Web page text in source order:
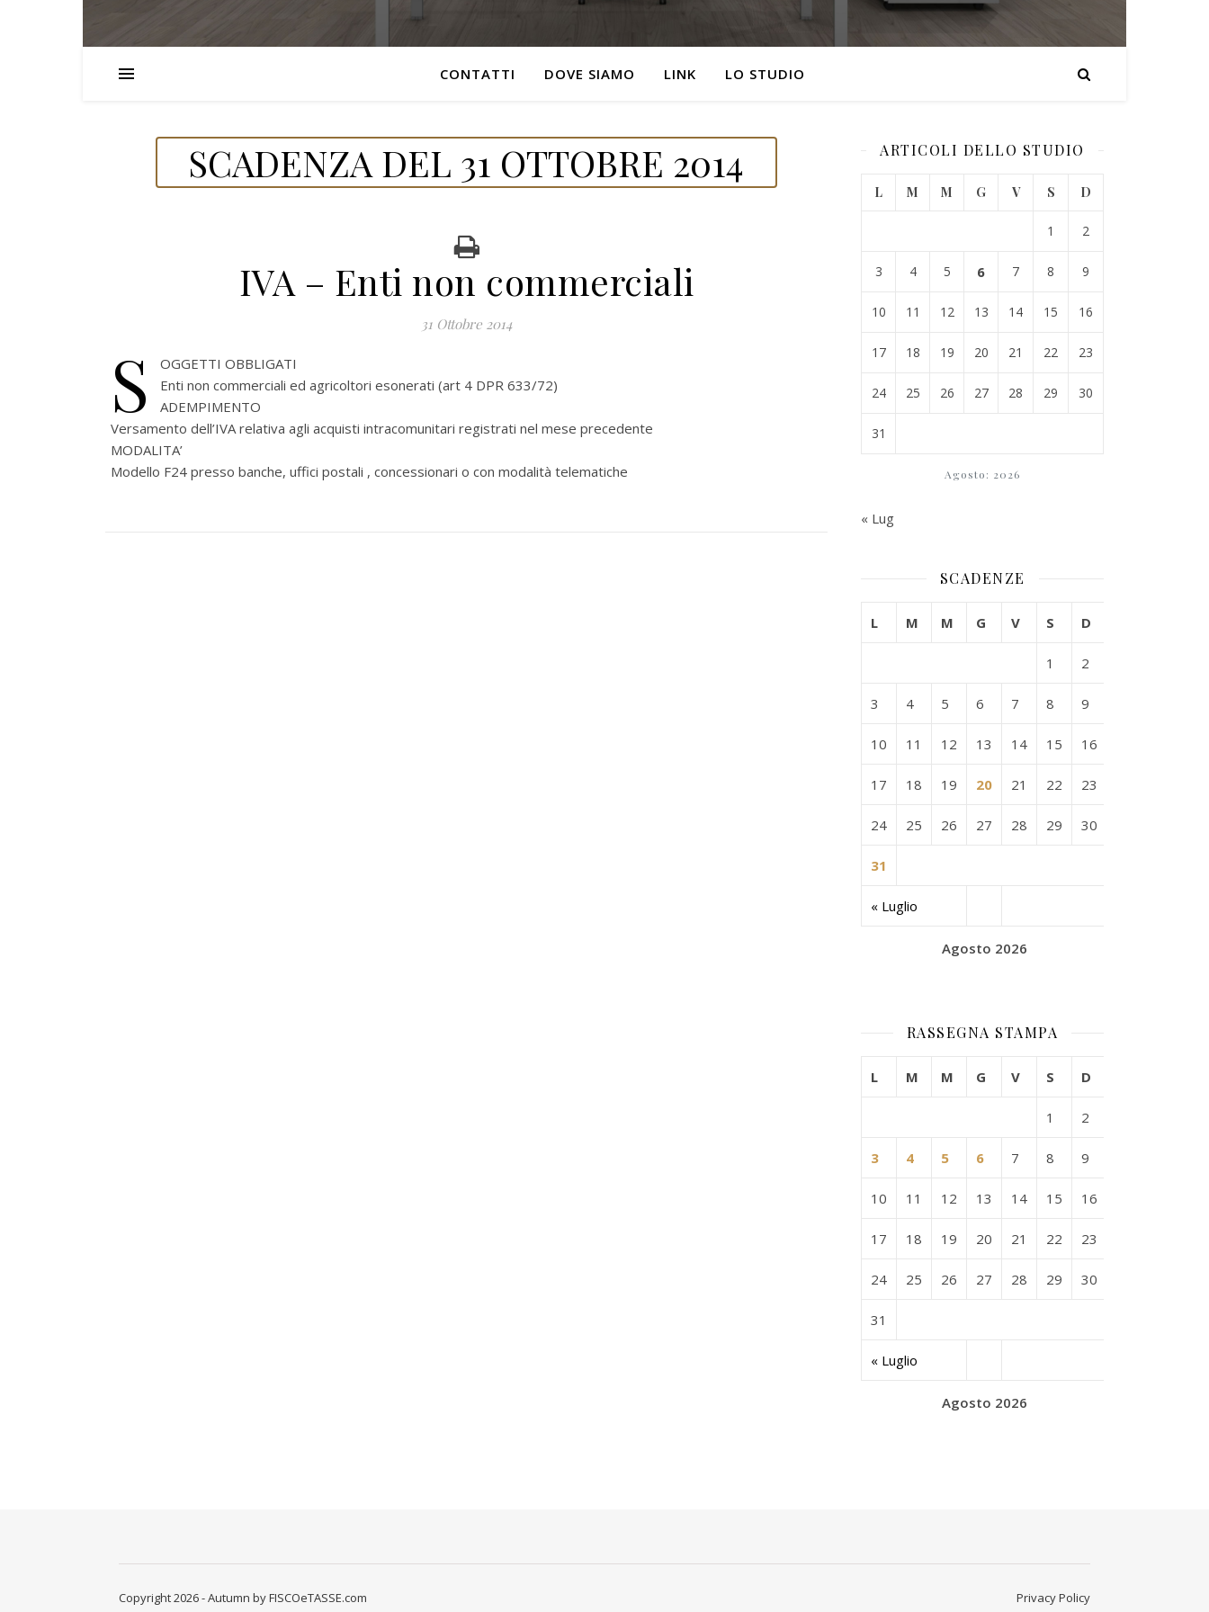
CONTATTI DOVE SIAMO LINK LO STUDIO
SCADENZA DEL 31 OTTOBRE 2014
IVA – Enti non commerciali
31 Ottobre 2014
S
OGGETTI OBBLIGATI
Enti non commerciali ed agricoltori esonerati (art 4 DPR 633/72)
ADEMPIMENTO
Versamento dell’IVA relativa agli acquisti intracomunitari registrati nel mese precedente
MODALITA’
Modello F24 presso banche, uffici postali , concessionari o con modalità telematiche
ARTICOLI DELLO STUDIO
Agosto: 2026
L M M G V S D
1 2
3 4 5 6 7 8 9
10 11 12 13 14 15 16
17 18 19 20 21 22 23
24 25 26 27 28 29 30
31
« Lug
SCADENZE
Agosto 2026
L M M G V S D
« Luglio
1 2
3 4 5 6 7 8 9
10 11 12 13 14 15 16
17 18 19 20 21 22 23
24 25 26 27 28 29 30
31
RASSEGNA STAMPA
Agosto 2026
L M M G V S D
« Luglio
1 2
3 4 5 6 7 8 9
10 11 12 13 14 15 16
17 18 19 20 21 22 23
24 25 26 27 28 29 30
31
Privacy Policy
Copyright 2026 - Autumn by FISCOeTASSE.com